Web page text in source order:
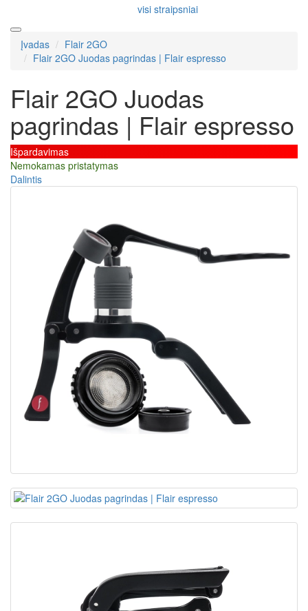
visi straipsniai
Įvadas
Flair 2GO
Flair 2GO Juodas pagrindas | Flair espresso
Flair 2GO Juodas
pagrindas | Flair espresso
Išpardavimas
Nemokamas pristatymas
Dalintis